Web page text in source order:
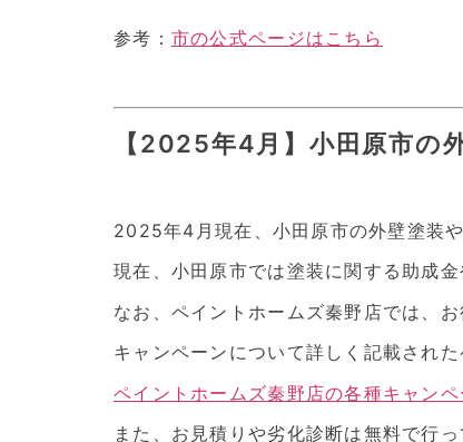
参考： 市の公式ページはこちら
【2025年4月】小田原市の
2025年4月現在、小田原市の外壁塗装
現在、小田原市では塗装に関する助成金
なお、ペイントホームズ秦野店では、
キャンペーンについて詳しく記載され
ペイントホームズ秦野店の各種キャンペ
また、お見積りや劣化診断は無料で行